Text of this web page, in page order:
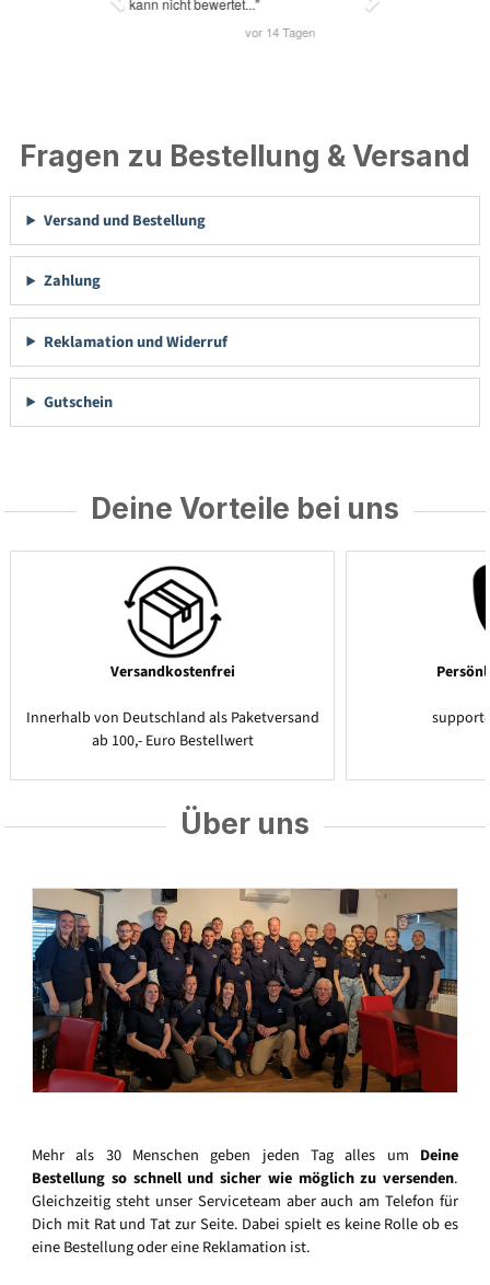
Fragen zu Bestellung & Versand
Versand und Bestellung
Zahlung
Reklamation und Widerruf
Gutschein
Deine Vorteile bei uns
Versandkostenfrei
Innerhalb von Deutschland als Paketversand
ab 100,- Euro Bestellwert
Über uns
Mehr als 30 Menschen geben jeden Tag alles um Deine
Bestellung so schnell und sicher wie möglich zu versenden.
Gleichzeitig steht unser Serviceteam aber auch am Telefon für
Dich mit Rat und Tat zur Seite. Dabei spielt es keine Rolle ob es
eine Bestellung oder eine Reklamation ist.